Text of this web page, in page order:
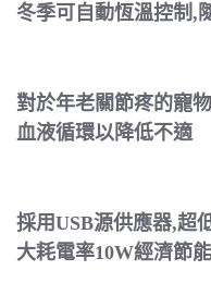
冬季可自動恆溫控制
對於年老關節疼的寵
血液循環以降低不適
採用USB源供應器,超
大耗電率10W經濟節能